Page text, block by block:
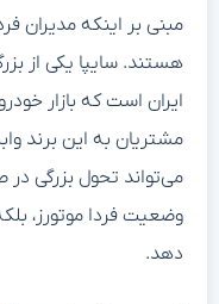
مبنی بر اینکه مدیران
هستند. سایپا یکی از
ایران است که بازار
مشتریان به این برند
می‌تواند تحول بزرگی در
وضعیت فردا موتورز،
دهد.